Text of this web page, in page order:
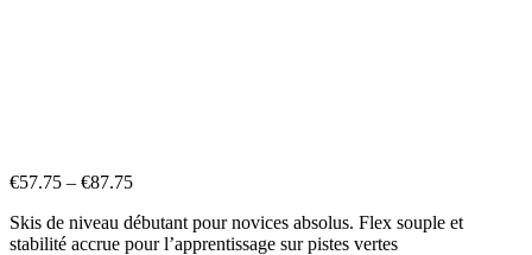
€57.75 – €87.75
Skis de niveau débutant pour novices absolus. Flex souple et
stabilité accrue pour l’apprentissage sur pistes vertes